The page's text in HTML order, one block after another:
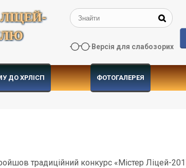
Версія для слабозорих
ДО ХРЛІСП ФОТОГАЛЕРЕЯ
традиційний конкурс «Містер Ліцей-